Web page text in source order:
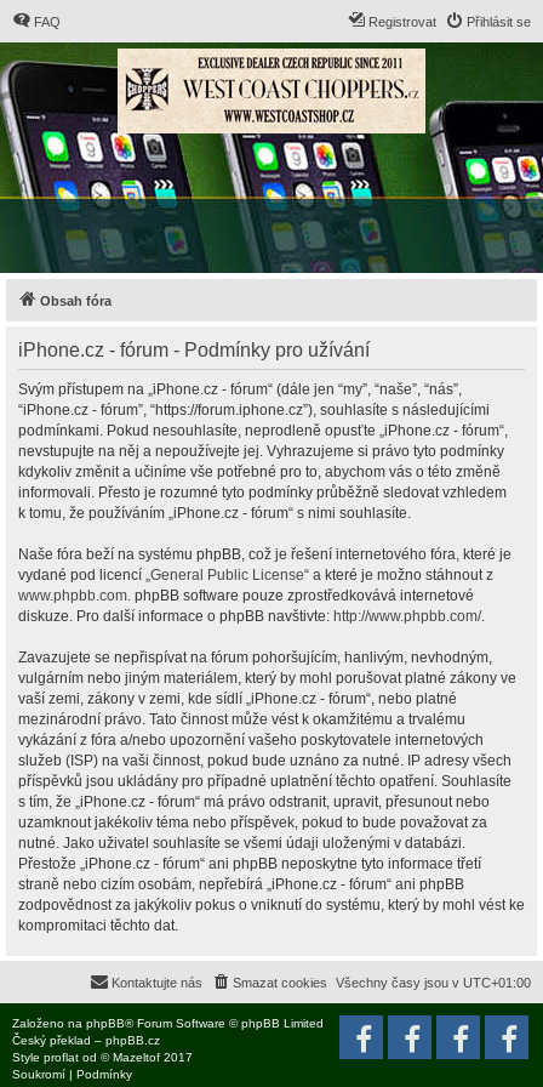
FAQ Přihlásit se
Registrovat
Obsah fóra
iPhone.cz - fórum - Podmínky pro užívání
Svým přístupem na „iPhone.cz - fórum“ (dále jen “my”, “naše”, “nás”,
“iPhone.cz - fórum”, “https://forum.iphone.cz”), souhlasíte s následujícími
podmínkami. Pokud nesouhlasíte, neprodleně opusťte „iPhone.cz - fórum“,
nevstupujte na něj a nepoužívejte jej. Vyhrazujeme si právo tyto podmínky
kdykoliv změnit a učiníme vše potřebné pro to, abychom vás o této změně
informovali. Přesto je rozumné tyto podmínky průběžně sledovat vzhledem
k tomu, že používáním „iPhone.cz - fórum“ s nimi souhlasíte.
Naše fóra beží na systému phpBB, což je řešení internetového fóra, které je
vydané pod licencí „General Public License“ a které je možno stáhnout z
www.phpbb.com. phpBB software pouze zprostředkovává internetové
diskuze. Pro další informace o phpBB navštivte: http://www.phpbb.com/.
Zavazujete se nepřispívat na fórum pohoršujícím, hanlivým, nevhodným,
vulgárním nebo jiným materiálem, který by mohl porušovat platné zákony ve
vaší zemi, zákony v zemi, kde sídlí „iPhone.cz - fórum“, nebo platné
mezinárodní právo. Tato činnost může vést k okamžitému a trvalému
vykázání z fóra a/nebo upozornění vašeho poskytovatele internetových
služeb (ISP) na vaši činnost, pokud bude uznáno za nutné. IP adresy všech
příspěvků jsou ukládány pro případné uplatnění těchto opatření. Souhlasíte
s tím, že „iPhone.cz - fórum“ má právo odstranit, upravit, přesunout nebo
uzamknout jakékoliv téma nebo příspěvek, pokud to bude považovat za
nutné. Jako uživatel souhlasíte se všemi údaji uloženými v databázi.
Přestože „iPhone.cz - fórum“ ani phpBB neposkytne tyto informace třetí
straně nebo cizím osobám, nepřebírá „iPhone.cz - fórum“ ani phpBB
zodpovědnost za jakýkoliv pokus o vniknutí do systému, který by mohl vést ke
kompromitaci těchto dat.
Všechny časy jsou v UTC+01:00
Smazat cookies
Kontaktujte nás
Založeno na phpBB® Forum Software © phpBB Limited
Český překlad – phpBB.cz
Style proflat od ©Mazeltof 2017
Soukromí | Podmínky